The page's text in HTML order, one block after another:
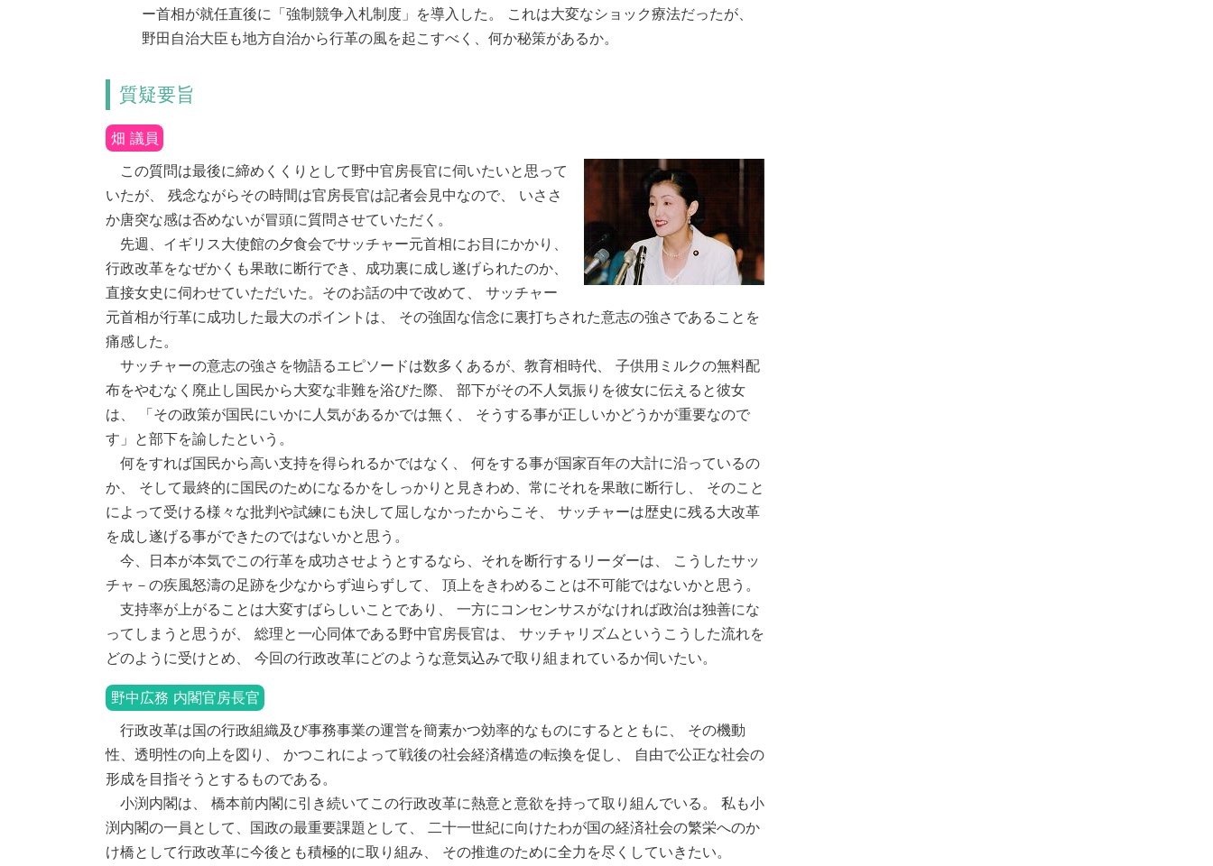
ー首相が就任直後に「強制競争入札制度」を導入した。 これは大変なショック療法だったが、
野田自治大臣も地方自治から行革の風を起こすべく、何か秘策があるか。
質疑要旨
畑 議員
この質問は最後に締めくくりとして野中官房長官に伺いたいと思って
いたが、 残念ながらその時間は官房長官は記者会見中なので、 いささ
か唐突な感は否めないが冒頭に質問させていただく。
先週、イギリス大使館の夕食会でサッチャー元首相にお目にかかり、
行政改革をなぜかくも果敢に断行でき、成功裏に成し遂げられたのか、
直接女史に伺わせていただいた。そのお話の中で改めて、 サッチャー
元首相が行革に成功した最大のポイントは、 その強固な信念に裏打ちされた意志の強さであることを
痛感した。
サッチャーの意志の強さを物語るエピソードは数多くあるが、教育相時代、 子供用ミルクの無料配
布をやむなく廃止し国民から大変な非難を浴びた際、 部下がその不人気振りを彼女に伝えると彼女
は、 「その政策が国民にいかに人気があるかでは無く、 そうする事が正しいかどうかが重要なので
す」と部下を諭したという。
何をすれば国民から高い支持を得られるかではなく、 何をする事が国家百年の大計に沿っているの
か、 そして最終的に国民のためになるかをしっかりと見きわめ、常にそれを果敢に断行し、 そのこと
によって受ける様々な批判や試練にも決して屈しなかったからこそ、 サッチャーは歴史に残る大改革
を成し遂げる事ができたのではないかと思う。
今、日本が本気でこの行革を成功させようとするなら、それを断行するリーダーは、 こうしたサッ
チャ－の疾風怒濤の足跡を少なからず辿らずして、 頂上をきわめることは不可能ではないかと思う。
支持率が上がることは大変すばらしいことであり、 一方にコンセンサスがなければ政治は独善にな
ってしまうと思うが、 総理と一心同体である野中官房長官は、 サッチャリズムというこうした流れを
どのように受けとめ、 今回の行政改革にどのような意気込みで取り組まれているか伺いたい。
野中広務 内閣官房長官
行政改革は国の行政組織及び事務事業の運営を簡素かつ効率的なものにするとともに、 その機動
性、透明性の向上を図り、 かつこれによって戦後の社会経済構造の転換を促し、 自由で公正な社会の
形成を目指そうとするものである。
小渕内閣は、 橋本前内閣に引き続いてこの行政改革に熱意と意欲を持って取り組んでいる。 私も小
渕内閣の一員として、国政の最重要課題として、 二十一世紀に向けたわが国の経済社会の繁栄へのか
け橋として行政改革に今後とも積極的に取り組み、 その推進のために全力を尽くしていきたい。